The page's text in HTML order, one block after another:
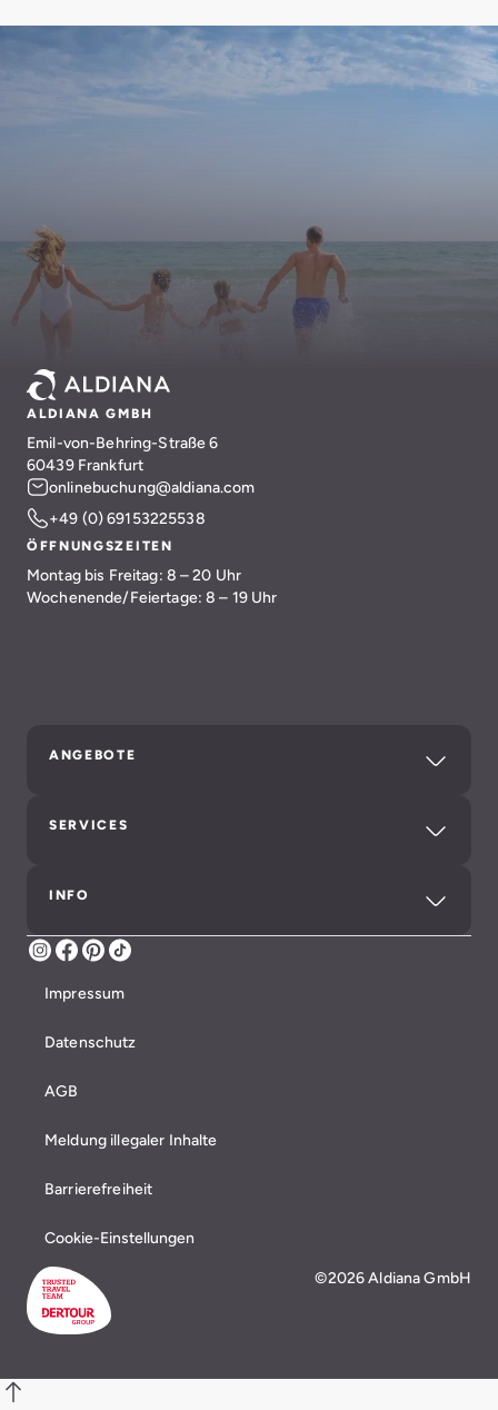
ALDIANA GMBH
Emil-von-Behring-Straße 6
60439 Frankfurt
onlinebuchung@aldiana.com
+49 (0) 69153225538
ÖFFNUNGSZEITEN
Montag bis Freitag: 8 – 20 Uhr
Wochenende/Feiertage: 8 – 19 Uhr
ANGEBOTE
SERVICES
INFO
Instagram
Facebook
Pinterest
Impressum
Datenschutz
AGB
Meldung illegaler Inhalte
Barrierefreiheit
Cookie-Einstellungen
©2026 Aldiana GmbH